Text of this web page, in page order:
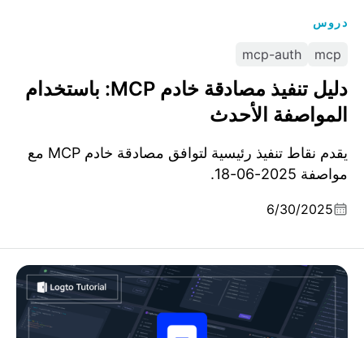
دروس
mcp
mcp-auth
دليل تنفيذ مصادقة خادم MCP: باستخدام
المواصفة الأحدث
يقدم نقاط تنفيذ رئيسية لتوافق مصادقة خادم MCP مع
مواصفة 2025-06-18.
6/30/2025
Logto في العمل: دمج Apache Answer بسلاسة لإطلاق
مجتمع لمستخدميك